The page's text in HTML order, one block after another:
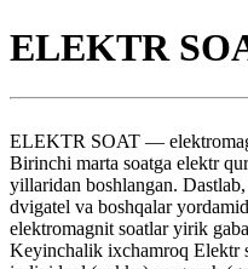
ELEKTR
ELEKTR SOAT —
Birinchi marta soatga elektr
yillaridan boshlangan.
dvigatel va boshqalar
elektromagnit soatlar yirik
Keyinchalik ixchamroq Elektr